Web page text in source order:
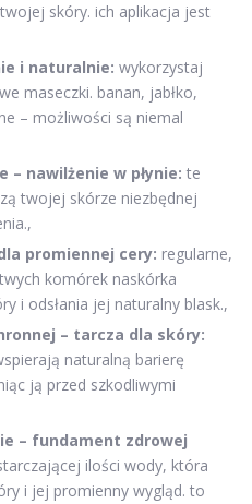
skóry. ich aplikacja jest
i naturalnie: wykorzystaj
maseczki. banan, jabłko,
– możliwości są niemal
nawilżenie w płynie: te
twojej skórze niezbędnej
promiennej cery: regularne,
komórek naskórka
i odsłania jej naturalny blask.,
– tarcza dla skóry:
naturalną barierę
ją przed szkodliwymi
– fundament zdrowej
ilości wody, która
i jej promienny wygląd. to